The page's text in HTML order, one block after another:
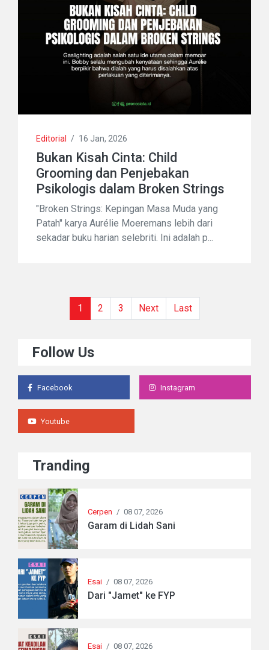
Editorial / 16 Jan, 2026
Bukan Kisah Cinta: Child
Grooming dan Penjebakan
Psikologis dalam Broken Strings
"Broken Strings: Kepingan Masa Muda yang
Patah" karya Aurélie Moeremans lebih dari
sekadar buku harian selebriti. Ini adalah p...
1 (current)
2 3 Next Last
Follow Us
Facebook Instagram
Youtube
Tranding
Cerpen / 08 07, 2026
Garam di Lidah Sani
Esai / 08 07, 2026
Dari "Jamet" ke FYP
Esai / 08 07, 2026